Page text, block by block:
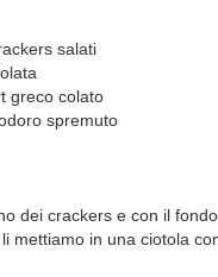
salati
greco colato
spremuto
dei crackers e con il
mettiamo in una ciotola